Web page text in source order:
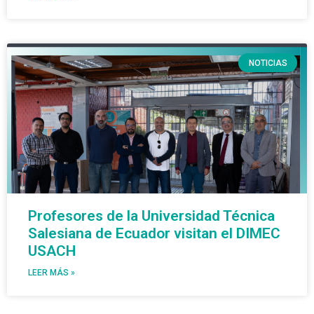
NOTICIAS
Profesores de la Universidad Técnica
Salesiana de Ecuador visitan el DIMEC
USACH
LEER MÁS »